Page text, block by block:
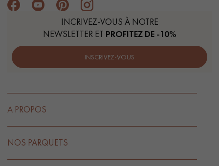
INCRIVEZ-VOUS À NOTRE
NEWSLETTER ET PROFITEZ DE -10%
INSCRIVEZ-VOUS
A PROPOS
NOS PARQUETS